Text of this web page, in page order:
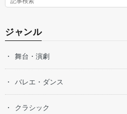
ジャンル
舞台・演劇
バレエ・ダンス
クラシック